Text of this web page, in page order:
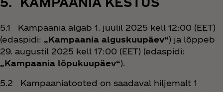
5.1 Kampaania algab 1. juulil 2025 kell 12:00 (EET)
(edaspidi: „Kampaania alguskuupäev“) ja lõppeb
29. augustil 2025 kell 17:00 (EET) (edaspidi:
„Kampaania lõpukuupäev“).
5.2 Kampaaniatooted on saadaval hiljemalt 1